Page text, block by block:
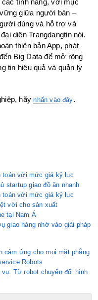
tính năng, với mục
giữa người bán –
dùng và hỗ trợ và
diện Trangdangtin nói.
thiện bản App, phát
Big Data để mở rộng
tin hiệu quả và quản lý
hãynhấn vào đây.
toán với mức giá kỷ lục
startup giao đồ ăn nhanh
toán với mức giá kỷ lục
vời cho sản xuất
tại Nam Á
giao hàng nhờ vào giải pháp
cảm ứng cho mọi mặt phẳng
Robots
Từ robot chuyển đổi hình